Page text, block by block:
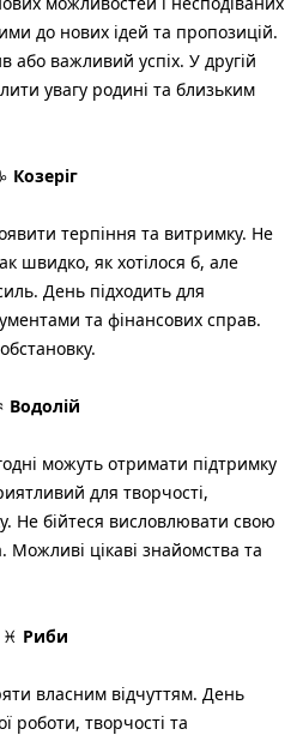
до нових ідей та пропозицій.
важливий успіх. У другій
увагу родині та близьким
Козеріг
терпіння та витримку. Не
швидко, як хотілося б, але
День підходить для
та фінансових справ.
Водолій
можуть отримати підтримку
для творчості,
Не бійтеся висловлювати свою
цікаві знайомства та
♓ Риби
власним відчуттям. День
роботи, творчості та